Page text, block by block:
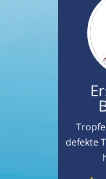
defekte